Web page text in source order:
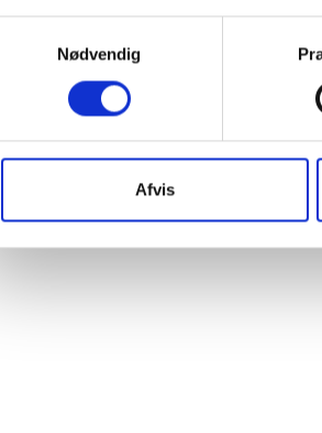
Nødvendig
Afvis
unge være en del af
Datagrundlaget er en
Derudover gennemføres en
samt de landsdækkende
Resultaterne af undersøgelsen